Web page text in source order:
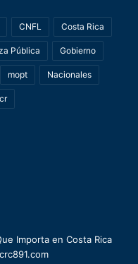
CNFL Costa Rica
Pública Gobierno
mopt Nacionales
Importa en Costa Rica